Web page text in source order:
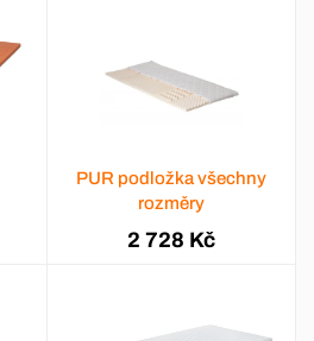
PUR podložka všechny
rozměry
2 728 Kč